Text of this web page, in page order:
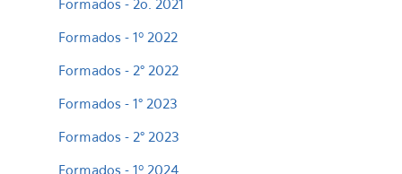
Formados - 2o. 2021
Formados - 1º 2022
Formados - 2° 2022
Formados - 1° 2023
Formados - 2° 2023
Formados - 1º 2024